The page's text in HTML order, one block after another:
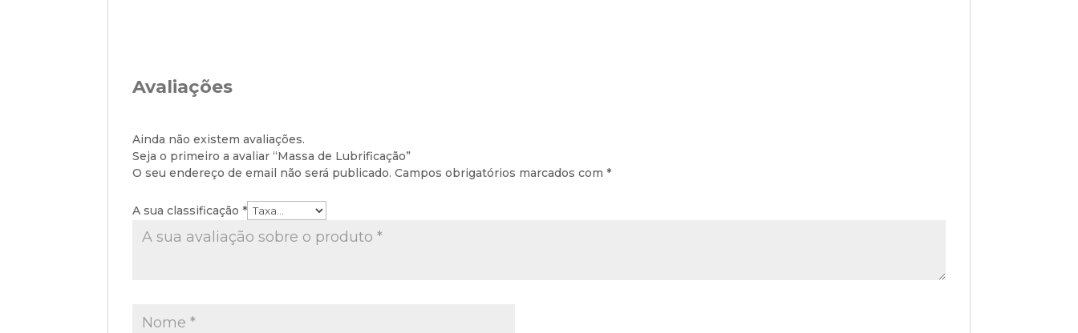
Avaliações
Ainda não existem avaliações.
Seja o primeiro a avaliar “Massa de Lubrificação”
O seu endereço de email não será publicado. Campos obrigatórios marcados com*
A sua classificação*